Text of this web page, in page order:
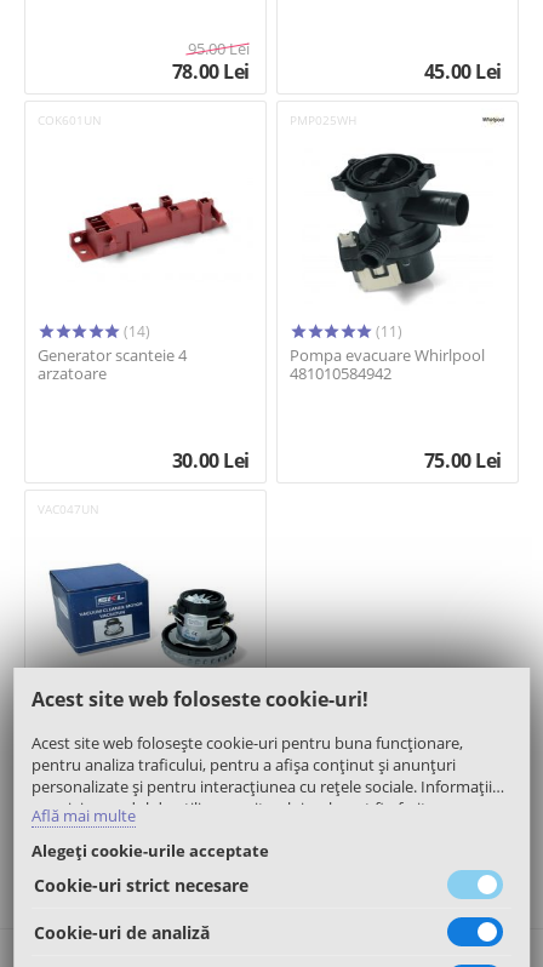
95.00Lei
78.00Lei 45.00Lei
COK601UN
(14)
Generator scanteie 4
arzatoare
30.00Lei
PMP025WH
(11)
Pompa evacuare Whirlpool
481010584942
75.00Lei
VAC047UN
Motor 1400W 137,5mm - SKL
100.00Lei
Acest site web foloseste cookie-uri!
Acest site web folosește cookie-uri pentru buna funcționare,
pentru analiza traficului, pentru a afișa conținut și anunțuri
personalizate și pentru interacțiunea cu rețele sociale. Informații
cu privire modul de utilizare a site-ului web, pot fi oferite
partenerilor noștri de publicitate, de analiză trafic, sau de tipul
rețelelor sociale. Aceștia le pot asocia și cu alte informații oferite de
dumneavoastră sau culese în urma folosirii serviciilor proprii.
Află mai multe
Alegeți cookie-urile acceptate
Cookie-uri strict necesare
Cookie-uri de analiză